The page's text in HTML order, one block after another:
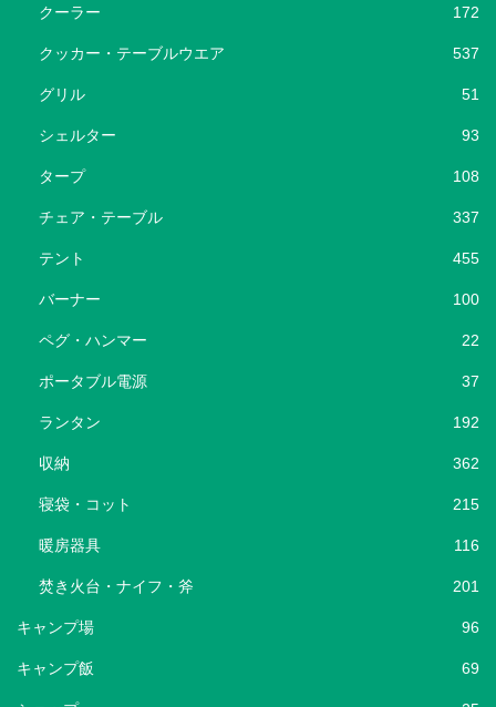
クーラー 172
クッカー・テーブルウエア 537
グリル 51
シェルター 93
タープ 108
チェア・テーブル 337
テント 455
バーナー 100
ペグ・ハンマー 22
ポータブル電源 37
ランタン 192
収納 362
寝袋・コット 215
暖房器具 116
焚き火台・ナイフ・斧 201
キャンプ場 96
キャンプ飯 69